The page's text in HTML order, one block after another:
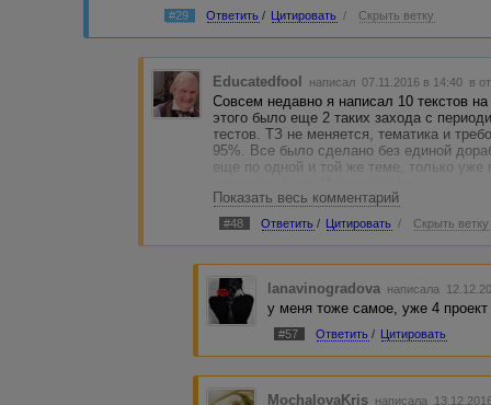
#29 Ответить / Цитировать / Скрыть ветку
Educatedfool написал 07.11.2016 в 14:40 в
Совсем недавно я написал 10 текстов
этого было еще 2 таких захода с
тестов. ТЗ не меняется, тематика и
95%. Все было сделано без единой
еще по одной и той же теме, только уже
Показать весь комментарий
#48 Ответить / Цитировать / Скрыть ветку
lanavinogradova написала
у меня тоже самое, уже 4 проект
#57 Ответить / Цитировать
MochalovaKris написала